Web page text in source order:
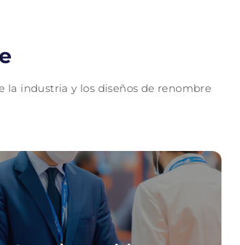
la industria y los diseños de renombre
Organiza tu visita